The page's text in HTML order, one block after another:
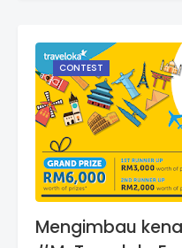
CONTEST
Mengimbau